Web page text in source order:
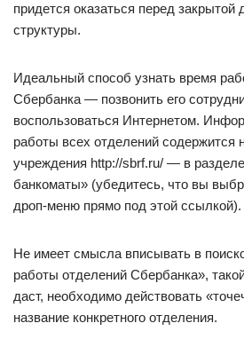
придется оказаться перед
структуры.
Идеальный способ узнать время
Сбербанка — позвонить его
воспользоваться Интернетом.
работы всех отделений содержится
учреждения http://sbrf.ru/ — в
банкоматы» (убедитесь, что вы
дроп-меню прямо под этой ссылкой).
Не имеет смысла вписывать в
работы отделений Сбербанка»,
даст, необходимо действовать
название конкретного отделения.